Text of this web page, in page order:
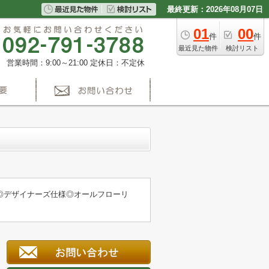
最終更新：2026年08月07日
01件
最近見た物件
00件
検討リスト
営業時間：9:00～21:00 定休日：不定休
ザイナーズ仕様◎オールフローリ